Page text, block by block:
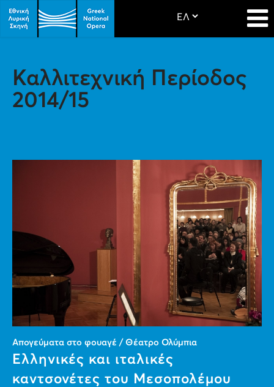
Καλλιτεχνική Περίοδος
2014/15
Απογεύματα στο φουαγέ / Θέατρο Ολύμπια
Ελληνικές και ιταλικές
καντσονέτες του Μεσοπολέμου